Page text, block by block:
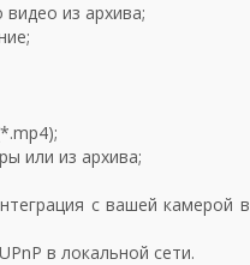
из архива;
или из архива;
с вашей камерой в
в локальной сети.